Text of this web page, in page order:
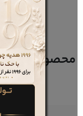
محصولات مرتبط